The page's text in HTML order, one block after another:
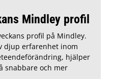
Mindley profil
profil på Mindley.
djup erfarenhet inom
hjälper
snabbare och mer